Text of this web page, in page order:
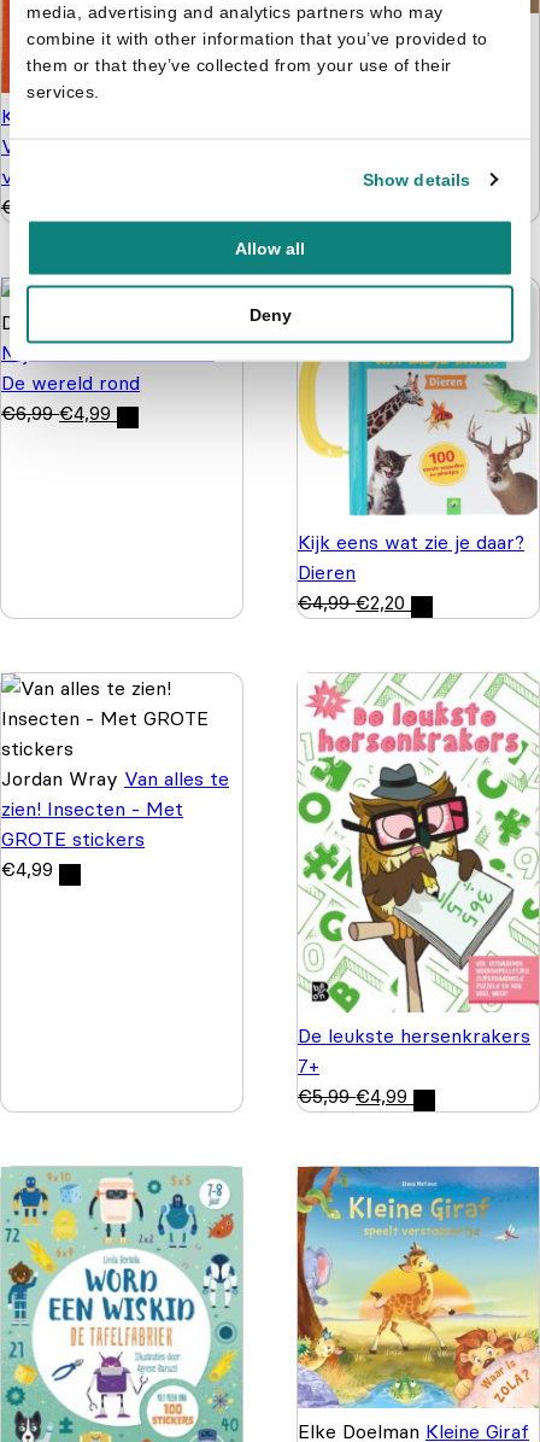
media, advertising and analytics partners who may
combine it with other information that you’ve provided to
them or that they’ve collected from your use of their
services.
Show details
Allow all
Deny
Kleuren op Nummer -
Vanaf 5 jaar - 128
verrassingen
€
Bobby's feestje in de
dierentuin
Mijn natuurstickerboek:
De wereld rond
€6,99 €4,99
Kijk eens wat zie je daar?
Dieren
€4,99 €2,20
Jordan Wray Van alles te
zien! Insecten - Met
GROTE stickers
€4,99
De leukste hersenkrakers
7+
€5,99 €4,99
Elke Doelman Kleine Giraf